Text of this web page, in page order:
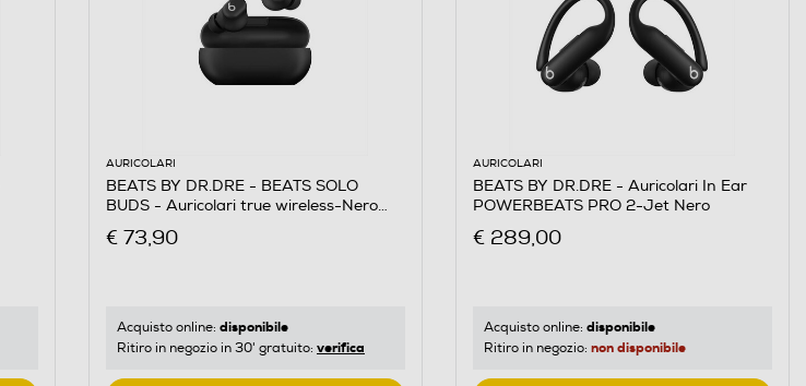
AURICOLARI
BEATS BY DR.DRE - BEATS SOLO
BUDS - Auricolari true wireless-Nero
€ 73,90
Acquisto online: disponibile
Ritiro in negozio in 30' gratuito: verifica
AURICOLARI
BEATS BY DR.DRE - Auricolari In Ear
POWERBEATS PRO 2-Jet Nero
€ 289,00
Acquisto online: disponibile
Ritiro in negozio: non disponibile